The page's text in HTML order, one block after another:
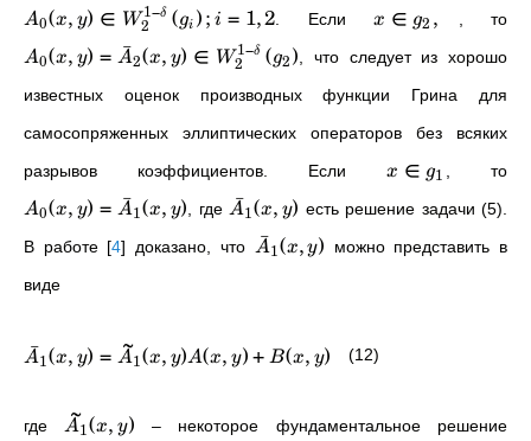
A0(x, y) ∈ W2
1−δ (gi ); i = 1,2. Если x ∈ g2 , , то
A0(x, y) = A
ˉ2(x, y) ∈ W2
1−δ (g2), что следует из хорошо
известных оценок производных функции Грина для
самосопряженных эллиптических операторов без всяких
разрывов коэффициентов. Если x ∈ g1 , то
A0(x, y) = A
ˉ1(x, y), гдеA
ˉ1(x, y) есть решение задачи (5).
В работе [4] доказано, что A
ˉ1(x, y) можно представить в
виде
A
ˉ1(x, y) = A
~
1(x, y)A(x, y)+ B(x, y) (12)
гдеA
~
1(x, y) – некоторое фундаментальное решение